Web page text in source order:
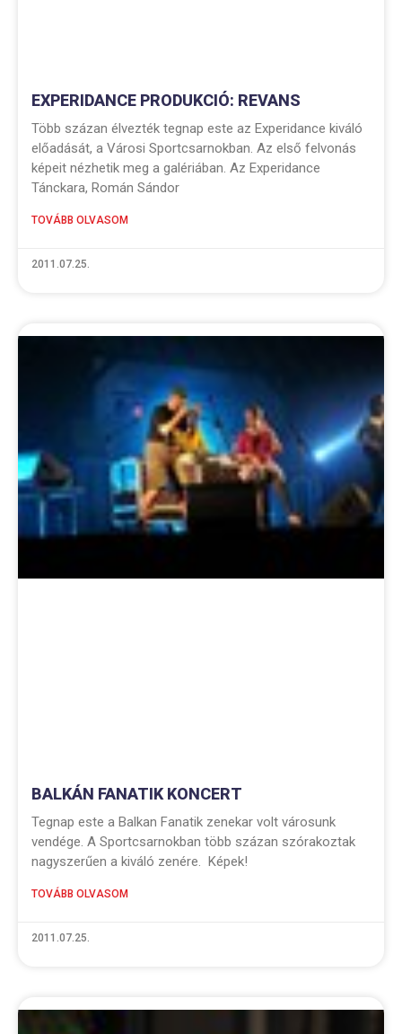
EXPERIDANCE PRODUKCIÓ: REVANS
Több százan élvezték tegnap este az Experidance kiváló
előadását, a Városi Sportcsarnokban. Az első felvonás
képeit nézhetik meg a galériában. Az Experidance
Tánckara, Román Sándor
TOVÁBB OLVASOM
2011.07.25.
BALKÁN FANATIK KONCERT
Tegnap este a Balkan Fanatik zenekar volt városunk
vendége. A Sportcsarnokban több százan szórakoztak
nagyszerűen a kiváló zenére. Képek!
TOVÁBB OLVASOM
2011.07.25.